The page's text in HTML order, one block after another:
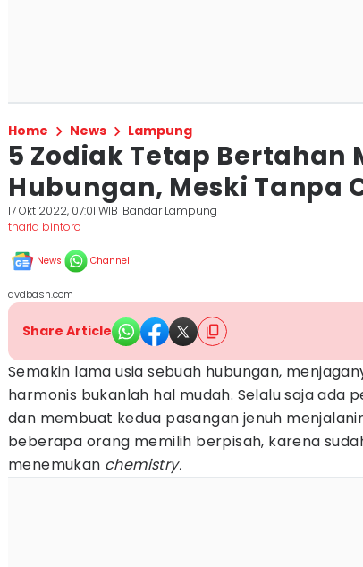
Home News Lampung
5 Zodiak Tetap Bertahan
Hubungan, Meski Tanpa
17 Okt 2022, 07:01 WIB Bandar Lampung
thariq bintoro
News Channel
dvdbash.com
Share Article
Semakin lama usia sebuah hubungan,
harmonis bukanlah hal mudah. Selalu saja ada
dan membuat kedua pasangan jenuh
beberapa orang memilih berpisah, karena
menemukan chemistry.